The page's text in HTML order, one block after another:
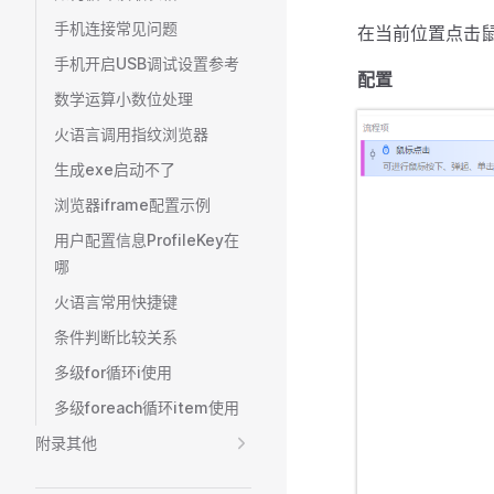
手机连接常见问题
手机开启USB调试设置参考
数学运算小数位处理
火语言调用指纹浏览器
生成exe启动不了
浏览器iframe配置示例
用户配置信息ProfileKey在
哪
火语言常用快捷键
条件判断比较关系
多级for循环i使用
多级foreach循环item使用
附录其他
在当前位置点击
配置